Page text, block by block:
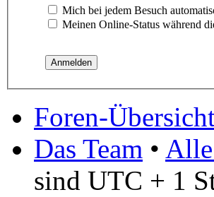
Mich bei jedem Besuch
Meinen Online-Status während
Foren-
Das Team •
sind UTC + 1